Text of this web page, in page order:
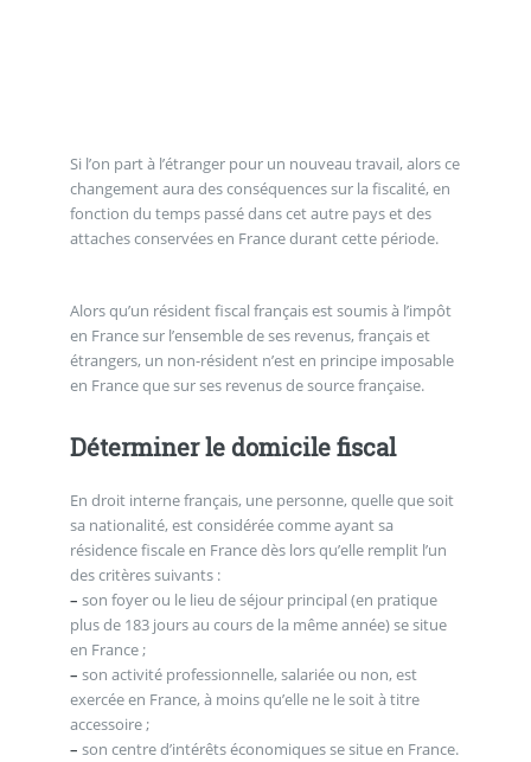
Si l’on part à l’étranger pour un nouveau travail, alors ce
changement aura des conséquences sur la fiscalité, en
fonction du temps passé dans cet autre pays et des
attaches conservées en France durant cette période.
Alors qu’un résident fiscal français est soumis à l’impôt
en France sur l’ensemble de ses revenus, français et
étrangers, un non-résident n’est en principe imposable
en France que sur ses revenus de source française.
Déterminer le domicile fiscal
En droit interne français, une personne, quelle que soit
sa nationalité, est considérée comme ayant sa
résidence fiscale en France dès lors qu’elle remplit l’un
des critères suivants :
– son foyer ou le lieu de séjour principal (en pratique
plus de 183 jours au cours de la même année) se situe
en France ;
– son activité professionnelle, salariée ou non, est
exercée en France, à moins qu’elle ne le soit à titre
accessoire ;
– son centre d’intérêts économiques se situe en France.